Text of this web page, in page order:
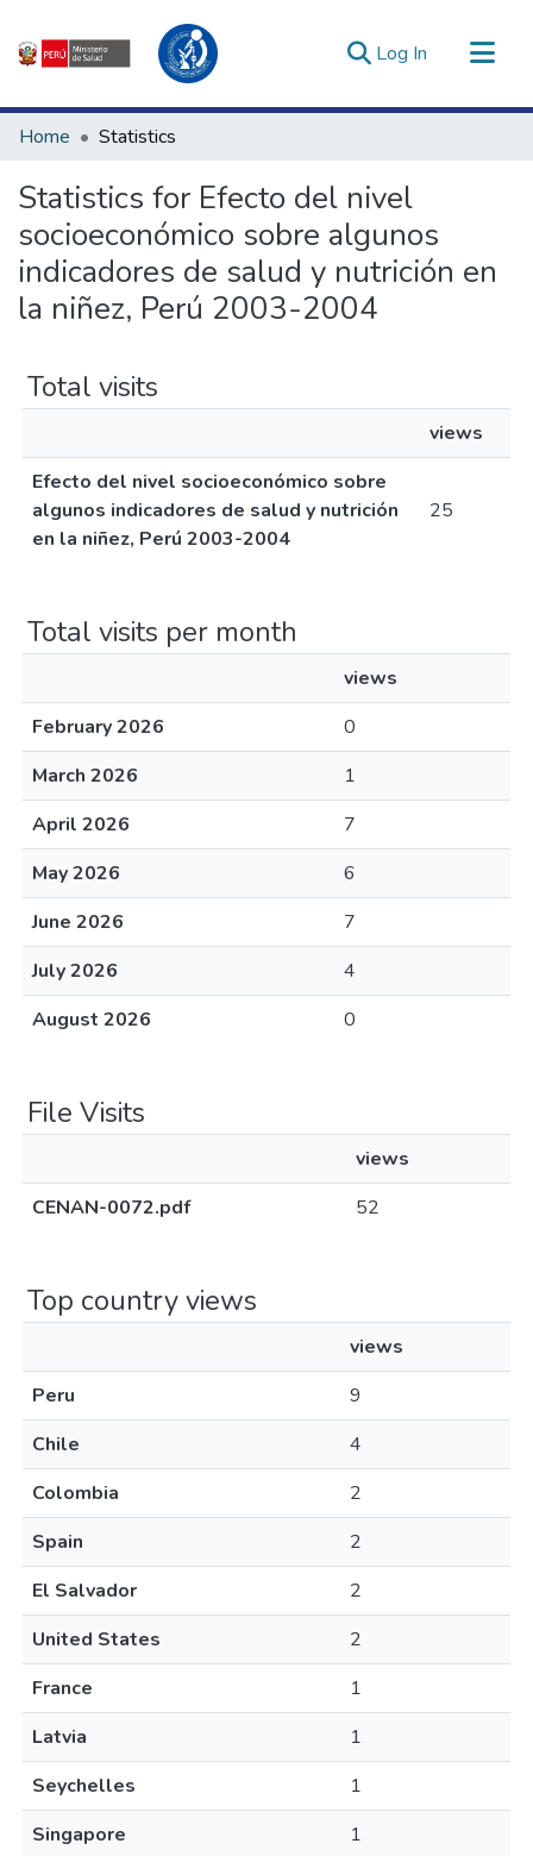
Log In (current)
Communities & Collections
Estadísticas Externas
Enlaces de interés ▾
Home Statistics
Statistics for Efecto del nivel
socioeconómico sobre algunos
indicadores de salud y nutrición en
la niñez, Perú 2003-2004
Total visits
views
Efecto del nivel socioeconómico sobre
algunos indicadores de salud y nutrición
en la niñez, Perú 2003-2004
25
Total visits per month
views
February 2026
0
March 2026
1
April 2026
7
May 2026
6
June 2026
7
July 2026
4
August 2026
0
File Visits
views
CENAN-0072.pdf
52
Top country views
views
Peru
9
Chile
4
Colombia
2
Spain
2
El Salvador
2
United States
2
France
1
Latvia
1
Seychelles
1
Singapore
1